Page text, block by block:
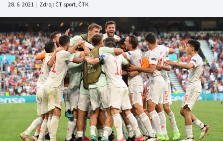
DALŠÍ SPORTY
Americký fotbal
Baseball a softbal
Basketbal
Biatlon
NEPŘEHLÉDNĚTE
Soutěže
Historické návraty
Aplikace ČT sport
28. 6. 2021 | Zdroj: ČT sport, ČTK